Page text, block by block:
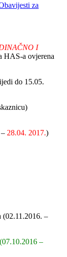
za
I
HAS-a ovjerena
do 15.05.
28.04. 2017.)
(02.11.2016. –
–